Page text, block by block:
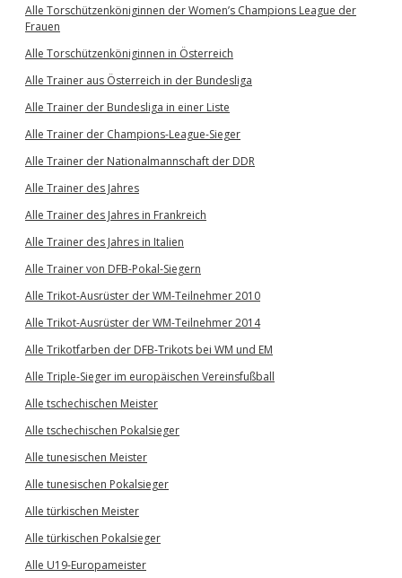
Alle Torschützenköniginnen der Women’s Champions League der
Frauen
Alle Torschützenköniginnen in Österreich
Alle Trainer aus Österreich in der Bundesliga
Alle Trainer der Bundesliga in einer Liste
Alle Trainer der Champions-League-Sieger
Alle Trainer der Nationalmannschaft der DDR
Alle Trainer des Jahres
Alle Trainer des Jahres in Frankreich
Alle Trainer des Jahres in Italien
Alle Trainer von DFB-Pokal-Siegern
Alle Trikot-Ausrüster der WM-Teilnehmer 2010
Alle Trikot-Ausrüster der WM-Teilnehmer 2014
Alle Trikotfarben der DFB-Trikots bei WM und EM
Alle Triple-Sieger im europäischen Vereinsfußball
Alle tschechischen Meister
Alle tschechischen Pokalsieger
Alle tunesischen Meister
Alle tunesischen Pokalsieger
Alle türkischen Meister
Alle türkischen Pokalsieger
Alle U19-Europameister